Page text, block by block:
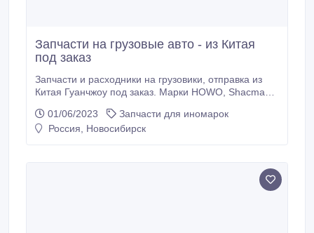
Запчасти на грузовые авто - из Китая
под заказ
Запчасти и расходники на грузовики, отправка из
Китая Гуанчжоу под заказ. Марки HOWO, Shacman,
Volvo, Scania и др. Двигатели, рулевые рейки,
рычаги, редуктора, топливные насосы, фильтры,
01/06/2023
Запчасти для иномарок
Россия, Новосибирск